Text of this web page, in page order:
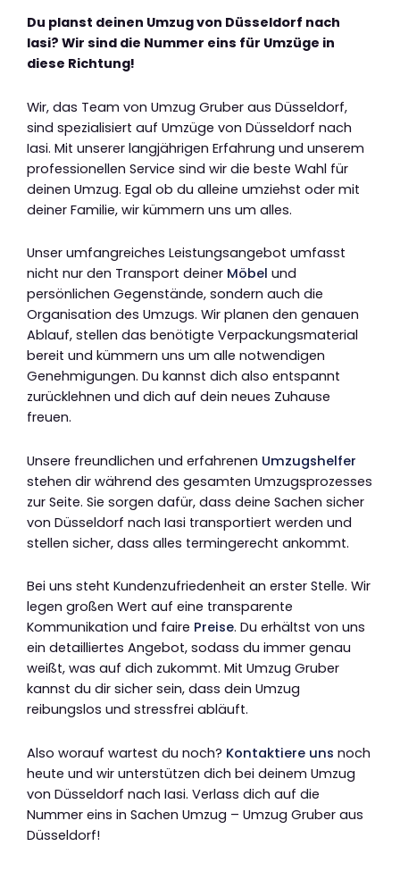
Du planst deinen Umzug von Düsseldorf nach
Iasi? Wir sind die Nummer eins für Umzüge in
diese Richtung!
Wir, das Team von Umzug Gruber aus Düsseldorf,
sind spezialisiert auf Umzüge von Düsseldorf nach
Iasi. Mit unserer langjährigen Erfahrung und unserem
professionellen Service sind wir die beste Wahl für
deinen Umzug. Egal ob du alleine umziehst oder mit
deiner Familie, wir kümmern uns um alles.
Unser umfangreiches Leistungsangebot umfasst
nicht nur den Transport deiner Möbel und
persönlichen Gegenstände, sondern auch die
Organisation des Umzugs. Wir planen den genauen
Ablauf, stellen das benötigte Verpackungsmaterial
bereit und kümmern uns um alle notwendigen
Genehmigungen. Du kannst dich also entspannt
zurücklehnen und dich auf dein neues Zuhause
freuen.
Unsere freundlichen und erfahrenen Umzugshelfer
stehen dir während des gesamten Umzugsprozesses
zur Seite. Sie sorgen dafür, dass deine Sachen sicher
von Düsseldorf nach Iasi transportiert werden und
stellen sicher, dass alles termingerecht ankommt.
Bei uns steht Kundenzufriedenheit an erster Stelle. Wir
legen großen Wert auf eine transparente
Kommunikation und faire Preise. Du erhältst von uns
ein detailliertes Angebot, sodass du immer genau
weißt, was auf dich zukommt. Mit Umzug Gruber
kannst du dir sicher sein, dass dein Umzug
reibungslos und stressfrei abläuft.
Also worauf wartest du noch? Kontaktiere uns noch
heute und wir unterstützen dich bei deinem Umzug
von Düsseldorf nach Iasi. Verlass dich auf die
Nummer eins in Sachen Umzug – Umzug Gruber aus
Düsseldorf!